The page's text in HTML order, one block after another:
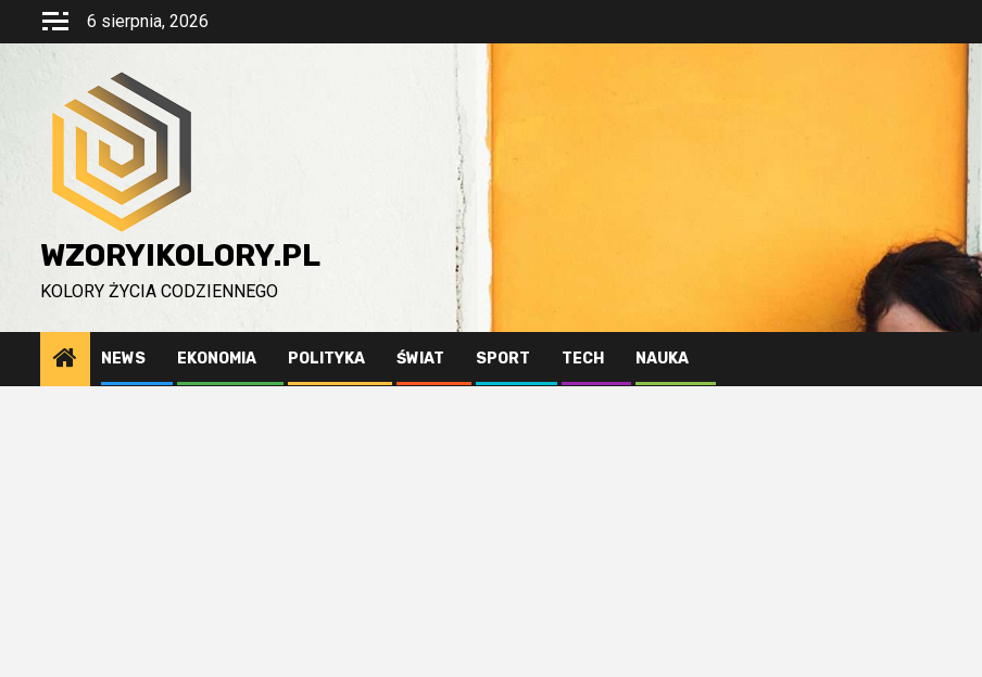
Przejdź
6 sierpnia, 2026
WZORYIKOLORY.PL
KOLORY ŻYCIA CODZIENNEGO
NEWS EKONOMIA POLITYKA ŚWIAT SPORT TECH NAUKA